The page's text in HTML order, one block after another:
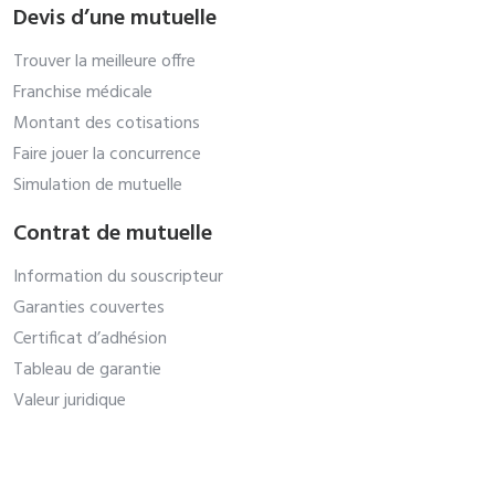
Devis d’une mutuelle
Trouver la meilleure offre
Franchise médicale
Montant des cotisations
Faire jouer la concurrence
Simulation de mutuelle
Contrat de mutuelle
Information du souscripteur
Garanties couvertes
Certificat d’adhésion
Tableau de garantie
Valeur juridique